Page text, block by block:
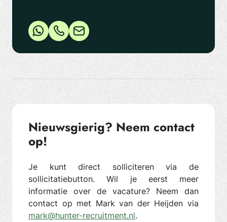
Nieuwsgierig? Neem contact
op!
Je kunt direct solliciteren via de
sollicitatiebutton. Wil je eerst meer
informatie over de vacature? Neem dan
contact op met Mark van der Heijden via
mark@hunter-recruitment.nl.